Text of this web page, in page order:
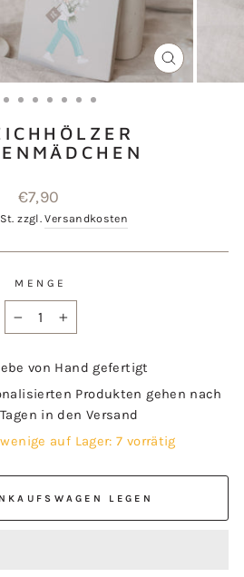
ESC)
Normaler
Preis
€7,90
zzgl.Versandkosten
MENGE
von Hand gefertigt
Produkten gehen nach
in den Versand
auf Lager: 7 vorrätig
LEGEN